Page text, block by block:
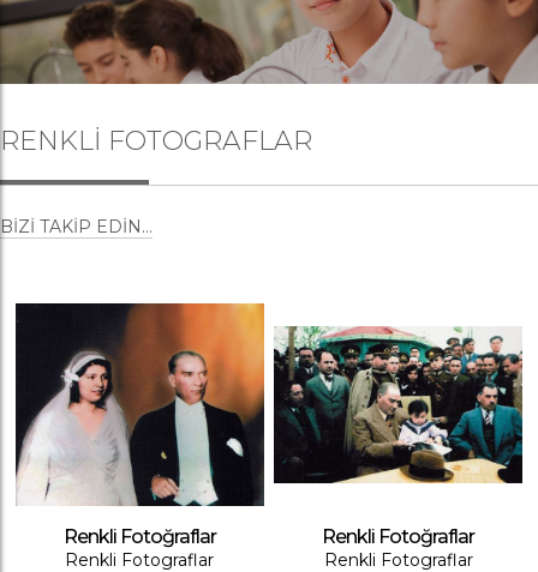
RENKLI FOTOGRAFLAR
BIZI TAKIP EDIN...
Renkli Fotoğraflar
Renkli Fotograflar
Renkli Fotoğraflar
Renkli Fotograflar